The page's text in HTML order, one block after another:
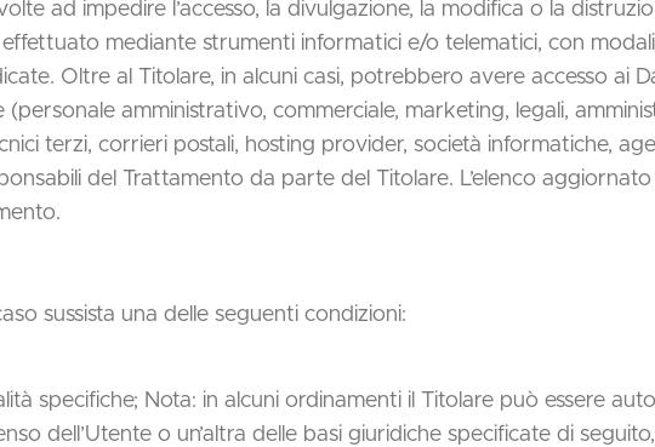
ad impedire l’accesso, la divulgazione, la modifica o la
mediante strumenti informatici e/o telematici, con
Oltre al Titolare, in alcuni casi, potrebbero avere accesso ai
amministrativo, commerciale, marketing, legali,
terzi, corrieri postali, hosting provider, società informatiche,
del Trattamento da parte del Titolare. L’elenco
sussista una delle seguenti condizioni:
specifiche; Nota: in alcuni ordinamenti il Titolare può essere
dell’Utente o un’altra delle basi giuridiche specificate di